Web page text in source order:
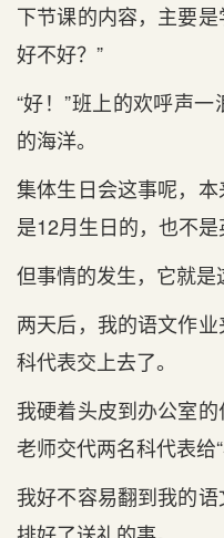
下节课的内容，主要是
好不好？”
“好！”班上的欢呼声
的海洋。
集体生日会这事呢，
是12月生日的，也不是
但事情的发生，它就是
两天后，我的语文作
科代表交上去了。
我硬着头皮到办公室
老师交代两名科代表给“
我好不容易翻到我的